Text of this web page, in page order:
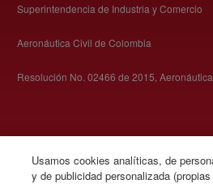
Superintendencia de Industria y Comercio
Aeronáutica Civil de Colombia
Resolución No. 02466 de 2015,
© Iberia 2026
Usamos cookies analíticas, de
y de publicidad personalizada